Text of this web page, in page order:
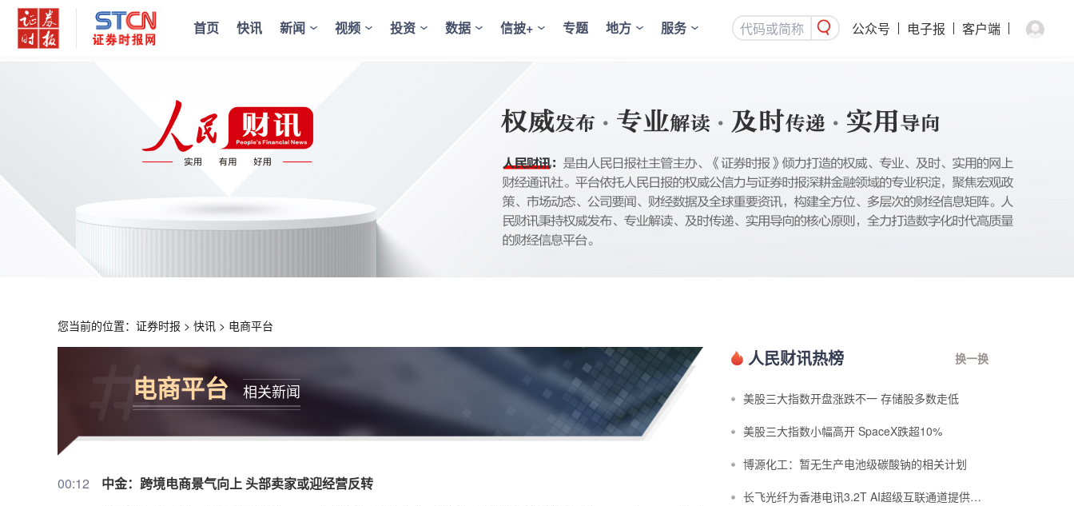
首页 快讯 新闻 视频 投资 数据 信披+ 专题 地方 服务 公众号 电子报 客户端
您当前的位置： 证券时报 > 快讯 > 电商平台
电商平台 相关新闻
00:12 中金：跨境电商景气向上 头部卖家或迎经营反转
人民财讯热榜 换一换
美股三大指数开盘涨跌不一 存储股多数走低
美股三大指数小幅高开 SpaceX跌超10%
博源化工：暂无生产电池级碳酸钠的相关计划
长飞光纤为香港电讯3.2T AI超级互联通道提供空芯光纤光缆